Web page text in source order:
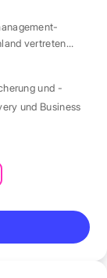
vertreten
und -
und Business